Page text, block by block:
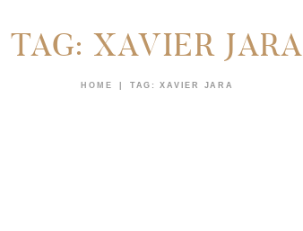
TAG: XAVIER JARA
HOME TAG: XAVIER JARA
APÓYANOS